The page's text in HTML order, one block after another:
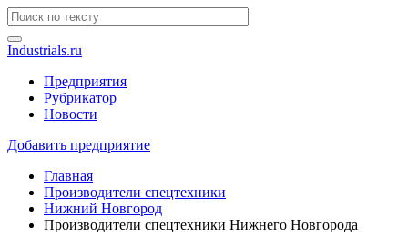
Industrials.ru
Предприятия
Рубрикатор
Новости
Добавить предприятие
Главная
Производители спецтехники
Нижний Новгород
Производители спецтехники Нижнего Новгорода